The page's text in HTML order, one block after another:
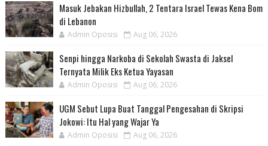
Masuk Jebakan Hizbullah, 2 Tentara Israel Tewas Kena Bom
di Lebanon
Admin Oposisi Aug 06, 2026
Senpi hingga Narkoba di Sekolah Swasta di Jaksel
Ternyata Milik Eks Ketua Yayasan
Admin Oposisi Aug 06, 2026
UGM Sebut Lupa Buat Tanggal Pengesahan di Skripsi
Jokowi: Itu Hal yang Wajar Ya
Admin Oposisi Aug 06, 2026